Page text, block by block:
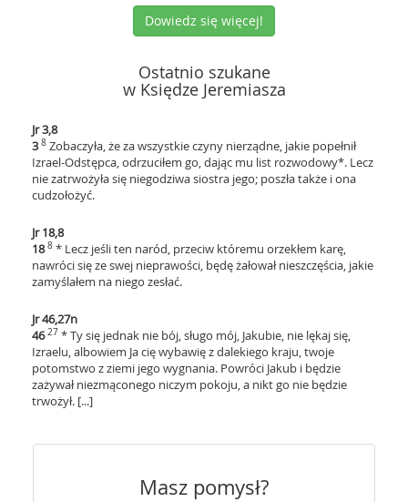
Dowiedz się więcej!
Ostatnio szukane
w Księdze Jeremiasza
Jr 3,8
3 8 Zobaczyła, że za wszystkie czyny nierządne, jakie popełnił
Izrael-Odstępca, odrzuciłem go, dając mu list rozwodowy*. Lecz
nie zatrwożyła się niegodziwa siostra jego; poszła także i ona
cudzołożyć.
Jr 18,8
18 8 * Lecz jeśli ten naród, przeciw któremu orzekłem karę,
nawróci się ze swej nieprawości, będę żałował nieszczęścia, jakie
zamyślałem na niego zesłać.
Jr 46,27n
46 27 * Ty się jednak nie bój, sługo mój, Jakubie, nie lękaj się,
Izraelu, albowiem Ja cię wybawię z dalekiego kraju, twoje
potomstwo z ziemi jego wygnania. Powróci Jakub i będzie
zażywał niezmąconego niczym pokoju, a nikt go nie będzie
trwożył. [...]
Masz pomysł?